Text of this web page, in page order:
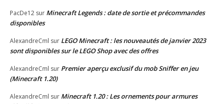
PacDe12 sur Minecraft Legends : date de sortie et précommandes
disponibles
AlexandreCml sur LEGO Minecraft : les nouveautés de janvier 2023
sont disponibles sur le LEGO Shop avec des offres
AlexandreCml sur Premier aperçu exclusif du mob Sniffer en jeu
(Minecraft 1.20)
AlexandreCml sur Minecraft 1.20 : Les ornements pour armures